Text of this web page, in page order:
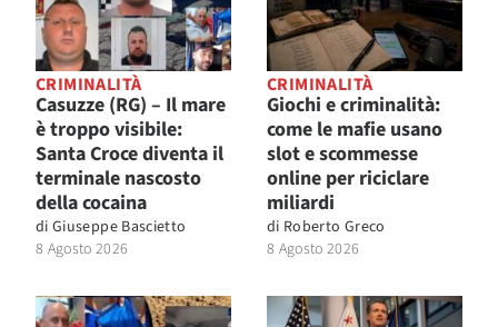
CRIMINALITÀ
Casuzze (RG) – Il mare
è troppo visibile:
Santa Croce diventa il
terminale nascosto
della cocaina
di Giuseppe Bascietto
8 Agosto 2026
CRIMINALITÀ
Giochi e criminalità:
come le mafie usano
slot e scommesse
online per riciclare
miliardi
di Roberto Greco
8 Agosto 2026